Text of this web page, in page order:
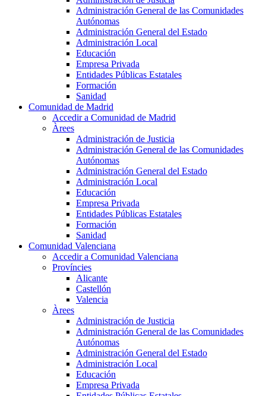
Administración General de las Comunidades
Autónomas
Administración General del Estado
Administración Local
Educación
Empresa Privada
Entidades Públicas Estatales
Formación
Sanidad
Comunidad de Madrid
Accedir a Comunidad de Madrid
Àrees
Administración de Justicia
Administración General de las Comunidades
Autónomas
Administración General del Estado
Administración Local
Educación
Empresa Privada
Entidades Públicas Estatales
Formación
Sanidad
Comunidad Valenciana
Accedir a Comunidad Valenciana
Províncies
Alicante
Castellón
Valencia
Àrees
Administración de Justicia
Administración General de las Comunidades
Autónomas
Administración General del Estado
Administración Local
Educación
Empresa Privada